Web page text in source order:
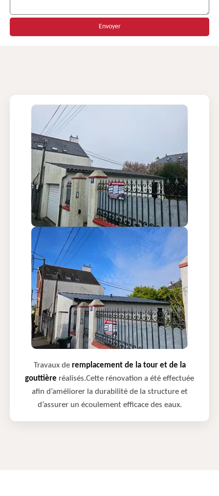
Travaux de remplacement de la tour et de la
gouttière réalisés.Cette rénovation a été effectuée
afin d’améliorer la durabilité de la structure et
d’assurer un écoulement efficace des eaux.